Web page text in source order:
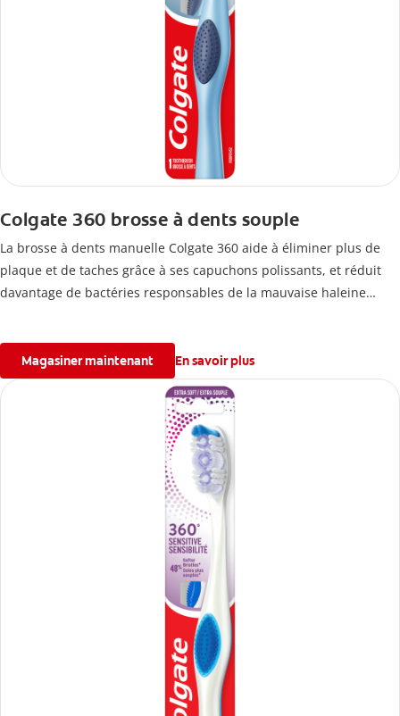
Colgate 360 brosse à dents souple
La brosse à dents manuelle Colgate 360 aide à éliminer plus de
plaque et de taches grâce à ses capuchons polissants, et réduit
davantage de bactéries responsables de la mauvaise haleine
Magasiner maintenant En savoir plus